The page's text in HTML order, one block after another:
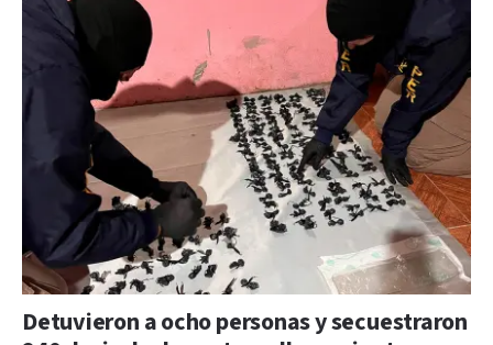
Detuvieron a ocho personas y secuestraron